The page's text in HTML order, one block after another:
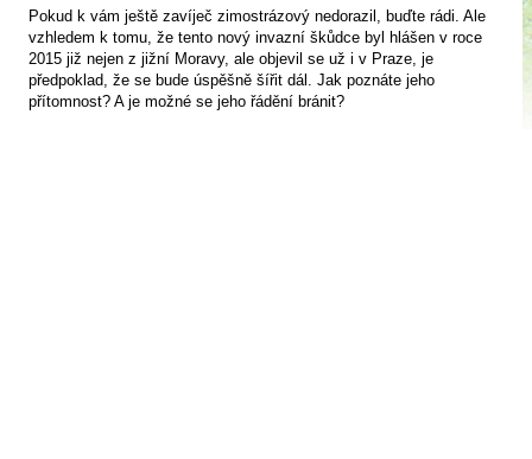
Pokud k vám ještě zavíječ zimostrázový nedorazil, buďte rádi. Ale
vzhledem k tomu, že tento nový invazní škůdce byl hlášen v roce
2015 již nejen z jižní Moravy, ale objevil se už i v Praze, je
předpoklad, že se bude úspěšně šířit dál. Jak poznáte jeho
přítomnost? A je možné se jeho řádění bránit?